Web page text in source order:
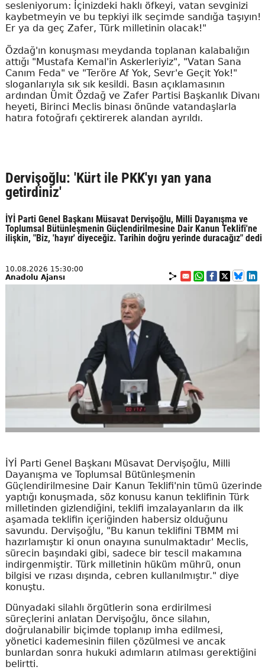
sesleniyorum: İçinizdeki haklı öfkeyi, vatan sevginizi
kaybetmeyin ve bu tepkiyi ilk seçimde sandığa taşıyın!
Er ya da geç Zafer, Türk milletinin olacak!"
Özdağ'ın konuşması meydanda toplanan kalabalığın
attığı "Mustafa Kemal'in Askerleriyiz", "Vatan Sana
Canım Feda" ve "Teröre Af Yok, Sevr'e Geçit Yok!"
sloganlarıyla sık sık kesildi. Basın açıklamasının
ardından Ümit Özdağ ve Zafer Partisi Başkanlık Divanı
heyeti, Birinci Meclis binası önünde vatandaşlarla
hatıra fotoğrafı çektirerek alandan ayrıldı.
Dervişoğlu: 'Kürt ile PKK'yı yan yana
getirdiniz'
İYİ Parti Genel Başkanı Müsavat Dervişoğlu, Milli Dayanışma ve
Toplumsal Bütünleşmenin Güçlendirilmesine Dair Kanun Teklifi'ne
ilişkin, "Biz, 'hayır' diyeceğiz. Tarihin doğru yerinde duracağız" dedi
10.08.2026 15:30:00
Anadolu Ajansı
İYİ Parti Genel Başkanı Müsavat Dervişoğlu, Milli
Dayanışma ve Toplumsal Bütünleşmenin
Güçlendirilmesine Dair Kanun Teklifi'nin tümü üzerinde
yaptığı konuşmada, söz konusu kanun teklifinin Türk
milletinden gizlendiğini, teklifi imzalayanların da ilk
aşamada teklifin içeriğinden habersiz olduğunu
savundu. Dervişoğlu, "Bu kanun teklifini TBMM mi
hazırlamıştır ki onun onayına sunulmaktadır' Meclis,
sürecin başındaki gibi, sadece bir tescil makamına
indirgenmiştir. Türk milletinin hüküm mührü, onun
bilgisi ve rızası dışında, cebren kullanılmıştır." diye
konuştu.
Dünyadaki silahlı örgütlerin sona erdirilmesi
süreçlerini anlatan Dervişoğlu, önce silahın,
doğrulanabilir biçimde toplanıp imha edilmesi,
yönetici kademesinin fiilen çözülmesi ve ancak
bunlardan sonra hukuki adımların atılması gerektiğini
belirtti.